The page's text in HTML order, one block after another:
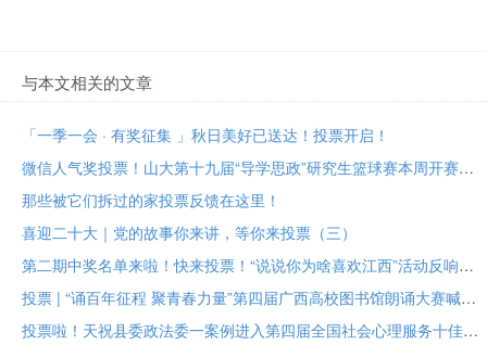
与本文相关的文章
「一季一会 · 有奖征集 」秋日美好已送达！投票开启！
微信人气奖投票！山大第十九届“导学思政”研究生篮球赛本周开赛！
那些被它们拆过的家投票反馈在这里！
喜迎二十大｜党的故事你来讲，等你来投票（三）
第二期中奖名单来啦！快来投票！“说说你为啥喜欢江西”活动反响热烈
投票 | “诵百年征程 聚青春力量”第四届广西高校图书馆朗诵大赛喊你来投票啦！
投票啦！天祝县委政法委一案例进入第四届全国社会心理服务十佳案例评选活动大众票选阶段